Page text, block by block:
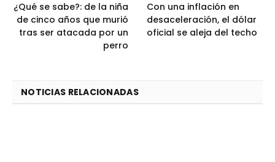
¿Qué se sabe?: de la niña
de cinco años que murió
tras ser atacada por un
perro
Con una inflación en
desaceleración, el dólar
oficial se aleja del techo
NOTICIAS RELACIONADAS